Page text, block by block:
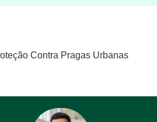
Contra Pragas Urbanas